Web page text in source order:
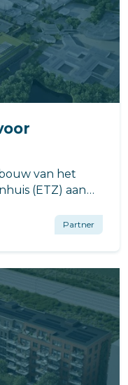
van het
(ETZ) aan
van
Partner